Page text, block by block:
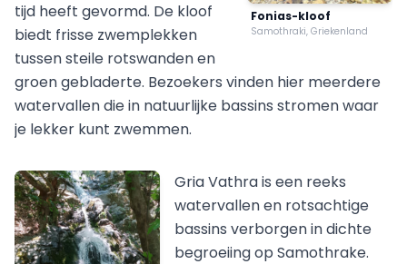
Fonias-kloof
Samothraki, Griekenland
tijd heeft gevormd. De kloof
biedt frisse zwemplekken
tussen steile rotswanden en
groen gebladerte. Bezoekers vinden hier meerdere
watervallen die in natuurlijke bassins stromen waar
je lekker kunt zwemmen.
Gria Vathra is een reeks
watervallen en rotsachtige
bassins verborgen in dichte
begroeiing op Samothrake.